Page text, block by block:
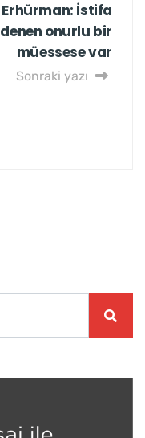
Erhürman: İstifa
denen onurlu bir
müessese var
Sonraki yazı